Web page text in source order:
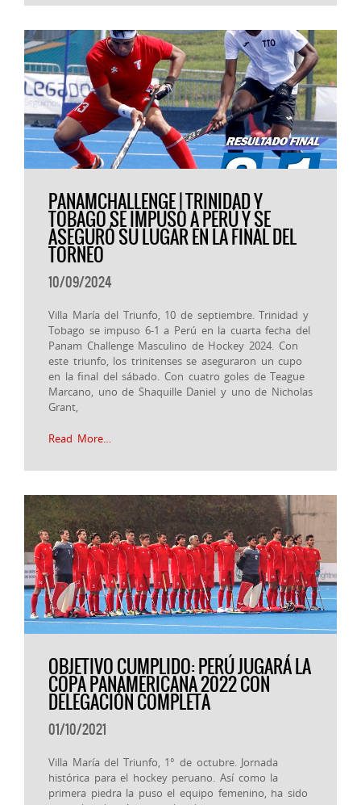
PANAMCHALLENGE | TRINIDAD Y
TOBAGO SE IMPUSO A PERÚ Y SE
ASEGURÓ SU LUGAR EN LA FINAL DEL
TORNEO
10/09/2024
Villa María del Triunfo, 10 de septiembre. Trinidad y
Tobago se impuso 6-1 a Perú en la cuarta fecha del
Panam Challenge Masculino de Hockey 2024. Con
este triunfo, los trinitenses se aseguraron un cupo
en la final del sábado. Con cuatro goles de Teague
Marcano, uno de Shaquille Daniel y uno de Nicholas
Grant,
Read More…
OBJETIVO CUMPLIDO: PERÚ JUGARÁ LA
COPA PANAMERICANA 2022 CON
DELEGACIÓN COMPLETA
01/10/2021
Villa María del Triunfo, 1° de octubre. Jornada
histórica para el hockey peruano. Así como la
primera piedra la puso el equipo femenino, ha sido